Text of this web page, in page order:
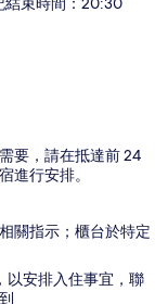
要，請在抵達前 24
進行安排。
關指示；櫃台於特定
以安排入住事宜，聯